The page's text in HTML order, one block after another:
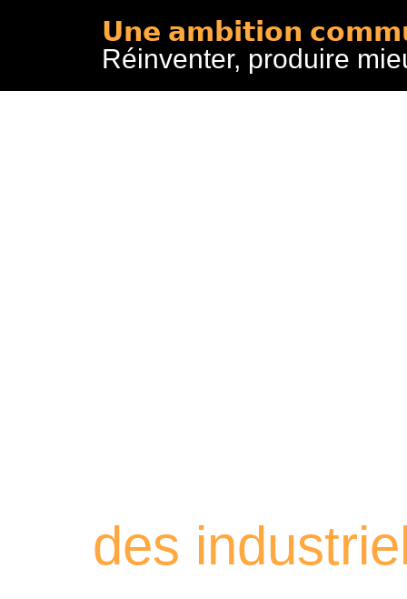
𝗨𝗻𝗲 𝗮𝗺𝗯𝗶𝘁𝗶𝗼𝗻
Réinventer, produire
des